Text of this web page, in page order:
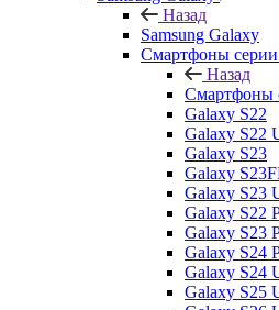
Назад
Samsung Galaxy
Смартфоны серии
Назад
Смартфоны
Galaxy S22
Galaxy S22
Galaxy S23
Galaxy
Galaxy S23
Galaxy S22
Galaxy S23
Galaxy S24
Galaxy S24
Galaxy S25